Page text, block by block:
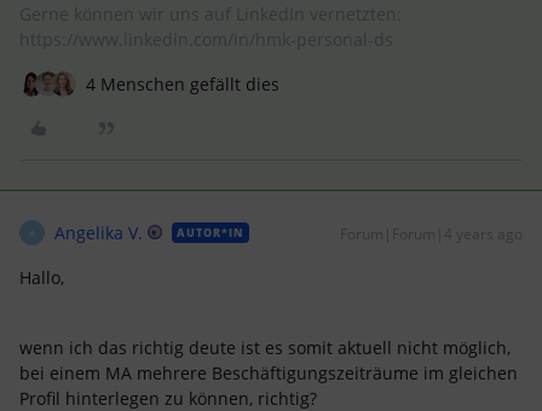
4 Menschen gefällt dies
A Angelika V. AUTOR*IN Forum|Forum|4 years ago
Hallo,
wenn ich das richtig deute ist es somit aktuell nicht möglich,
bei einem MA mehrere Beschäftigungszeiträume im gleichen
Profil hinterlegen zu können, richtig?